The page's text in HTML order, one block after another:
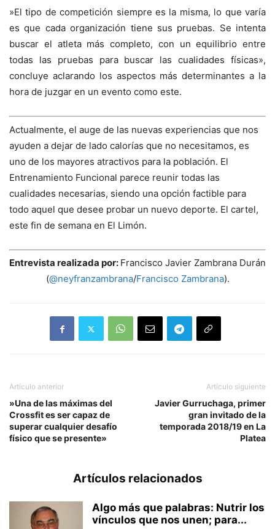
»El tipo de competición siempre es la misma, lo que varía
es que cada organización tiene sus pruebas. Se intenta
buscar el atleta más completo, con un equilibrio entre
todas las pruebas para buscar las cualidades físicas»,
concluye aclarando los aspectos más determinantes a la
hora de juzgar en un evento como este.
Actualmente, el auge de las nuevas experiencias que nos
ayuden a dejar de lado calorías que no necesitamos, es
uno de los mayores atractivos para la población. El
Entrenamiento Funcional parece reunir todas las
cualidades necesarias, siendo una opción factible para
todo aquel que desee probar un nuevo deporte. El cartel,
este fin de semana en El Limón.
Entrevista realizada por: Francisco Javier Zambrana Durán
(@neyfranzambrana/Francisco Zambrana).
Artículo anterior
»Una de las máximas del
Crossfit es ser capaz de
superar cualquier desafío
físico que se presente»
Artículo siguiente
Javier Gurruchaga, primer
gran invitado de la
temporada 2018/19 en La
Platea
Artículos relacionados
Algo más que palabras: Nutrir los
vínculos que nos unen; para...